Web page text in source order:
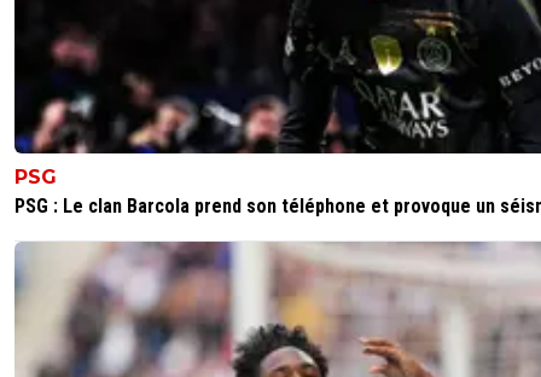
PSG
PSG : Le clan Barcola prend son téléphone et provoque un